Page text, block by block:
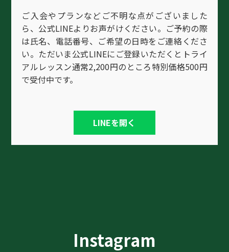
ご入会やプランなどご不明な点がございました
ら、公式LINEよりお声がけください。ご予約の際
は氏名、電話番号、ご希望の日時をご連絡くださ
い。ただいま公式LINEにご登録いただくとトライ
アルレッスン通常2,200円のところ特別価格500円
で受付中です。
LINEを開く
Instagram